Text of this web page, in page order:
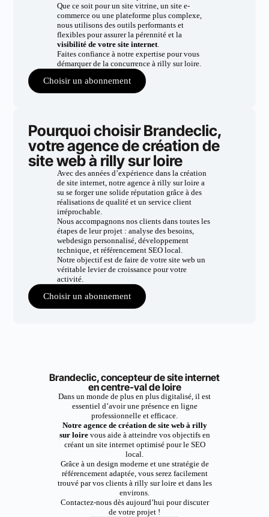
Que ce soit pour un site vitrine, un site e-
commerce ou une plateforme plus complexe,
nous utilisons des outils performants et
flexibles pour assurer la pérennité et la
visibilité de votre site internet.
Faites confiance à notre expertise pour vous
démarquer de la concurrence à rilly sur loire.
Choisir un abonnement
Pourquoi choisir Brandeclic,
votre agence de création de
site web à rilly sur loire
Avec des années d’expérience dans la création
de site internet, notre agence à rilly sur loire a
su se forger une solide réputation grâce à des
réalisations de qualité et un service client
irréprochable.
Nous accompagnons nos clients dans toutes les
étapes de leur projet : analyse des besoins,
webdesign personnalisé, développement
technique, et référencement SEO local.
Notre objectif est de faire de votre site web un
véritable levier de croissance pour votre
activité.
Choisir un abonnement
Brandeclic, concepteur de site internet
en centre-val de loire
Dans un monde de plus en plus digitalisé, il est
essentiel d’avoir une présence en ligne
professionnelle et efficace.
Notre agence de création de site web à rilly
sur loirevous aide à atteindre vos objectifs en
créant un site internet optimisé pour le SEO
local.
Grâce à un design moderne et une stratégie de
référencement adaptée, vous serez facilement
trouvé par vos clients à rilly sur loire et dans les
environs.
Contactez-nous dès aujourd’hui pour discuter
de votre projet !